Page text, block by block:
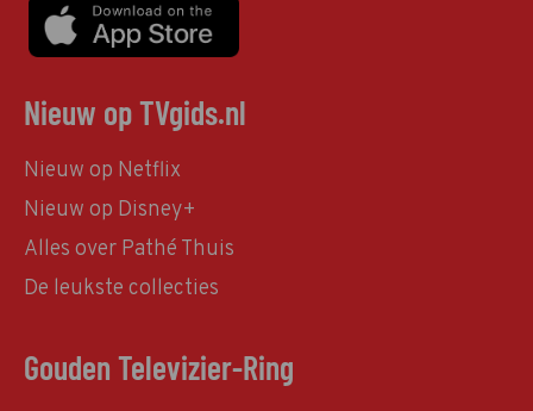
Nieuw op TVgids.nl
Nieuw op Netflix
Nieuw op Disney+
Alles over Pathé Thuis
De leukste collecties
Gouden Televizier-Ring